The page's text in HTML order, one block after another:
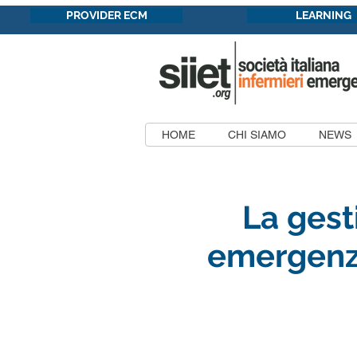
PROVIDER ECM LEARNING
HOME CHI SIAMO NEWS
La